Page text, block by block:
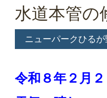
水道本管の
ニューパークひるが
令和８年２月２